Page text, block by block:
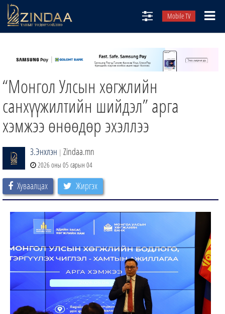
Mobile TV
ТВ8
ӨГЛӨӨНИЙ СОНИН
ЗИНДАА СЭТГҮҮЛ
“Монгол Улсын хөгжлийн
санхүүжилтийн шийдэл” арга
хэмжээ өнөөдөр эхэллээ
З.Энхлэн | Zindaa.mn
2026 оны 05 сарын 04
Хуваалцах Жиргэх